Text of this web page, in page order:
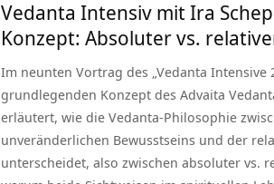
Vedanta Intensiv mit Ira
Konzept: Absoluter vs.
Im neunten Vortrag des „Vedanta
grundlegenden Konzept des Advaita
erläutert, wie die Vedanta-Philosophie
unveränderlichen Bewusstseins und der
unterscheidet, also zwischen absoluter vs.